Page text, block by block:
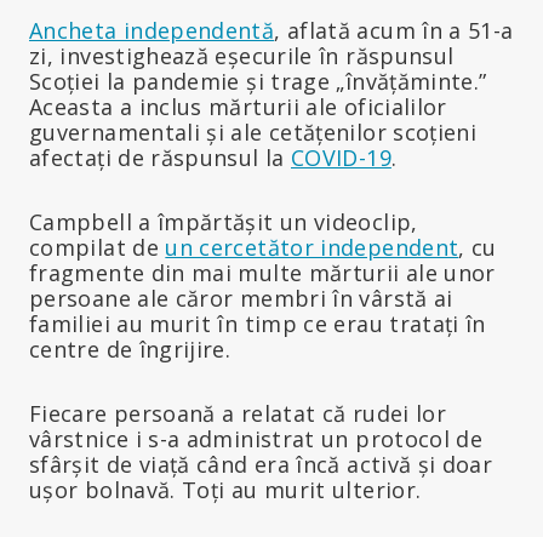
Ancheta independentă, aflată acum în a 51-a
zi, investighează eșecurile în răspunsul
Scoției la pandemie și trage „învățăminte.”
Aceasta a inclus mărturii ale oficialilor
guvernamentali și ale cetățenilor scoțieni
afectați de răspunsul la COVID-19.
Campbell a împărtășit un videoclip,
compilat de un cercetător independent, cu
fragmente din mai multe mărturii ale unor
persoane ale căror membri în vârstă ai
familiei au murit în timp ce erau tratați în
centre de îngrijire.
Fiecare persoană a relatat că rudei lor
vârstnice i s-a administrat un protocol de
sfârșit de viață când era încă activă și doar
ușor bolnavă. Toți au murit ulterior.